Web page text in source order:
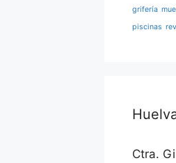
grifería
piscinas
Ctra.